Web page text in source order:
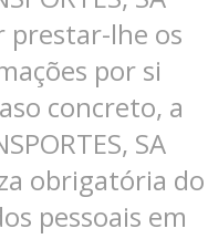
prestar-lhe os
por si
concreto, a
SA
obrigatória do
pessoais em